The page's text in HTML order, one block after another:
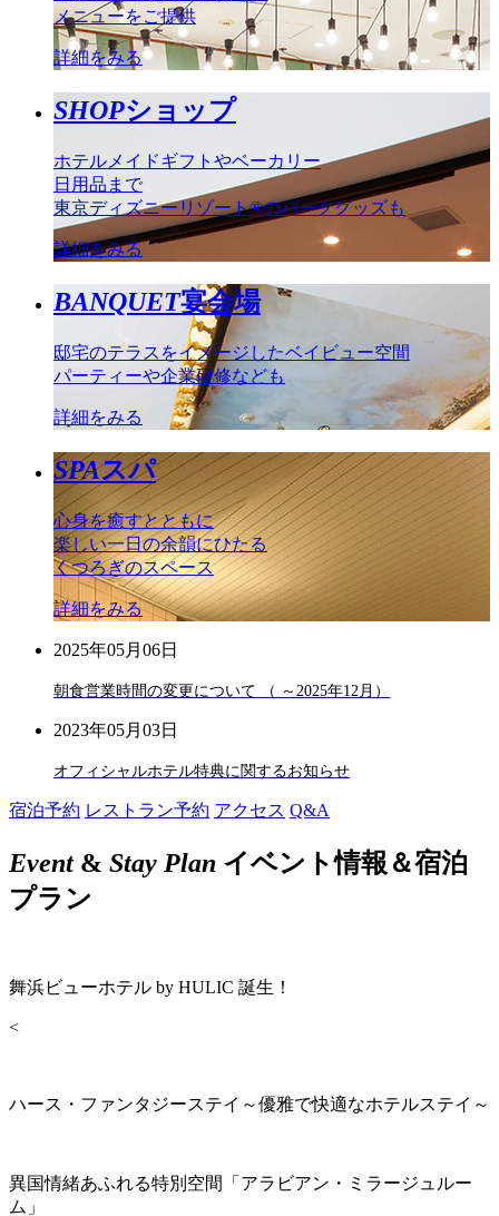
メニューをご提供
詳細をみる
SHOPショップ
ホテルメイドギフトやベーカリー
日用品まで
東京ディズニーリゾート®のパークグッズも
詳細をみる
BANQUET宴会場
邸宅のテラスをイメージしたベイビュー空間
パーティーや企業研修なども
詳細をみる
SPAスパ
心身を癒すとともに
楽しい一日の余韻にひたる
くつろぎのスペース
詳細をみる
2025年05月06日
朝食営業時間の変更について （ ～2025年12月）
2023年05月03日
オフィシャルホテル特典に関するお知らせ
宿泊予約 レストラン予約 アクセス Q&A
Event& Stay Plan イベント情報＆宿泊
プラン
舞浜ビューホテル by HULIC 誕生！
<
ハース・ファンタジーステイ～優雅で快適なホテルステイ～
異国情緒あふれる特別空間「アラビアン・ミラージュルー
ム」